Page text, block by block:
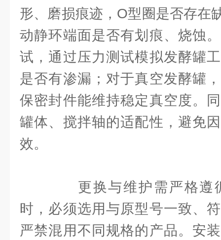
形、磨损痕迹，O型圈是否存在
动静环端面是否有划痕、烧蚀
试，通过压力测试模拟发酵罐
是否有渗漏；对于真空发酵罐
保密封件能维持稳定真空度。
罐体、搅拌轴的适配性，避免
效。
更换与维护需严格遵
时，必须选用与原型号一致、
严禁混用不同规格的产品。安